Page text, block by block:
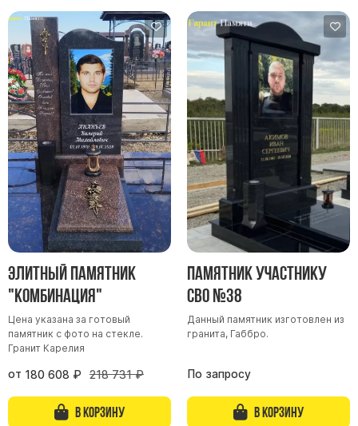
Участникам СВО
Памятники из гранита
Памятники из мрамора
Элитные памятники
Резные памятники
Мемориальные комплексы
Памятники с полноформатным фото
Склеп
Cкульптуры ангел
Детские памятники
Европейские памятники
Элитный памятник
"Комбинация"
Цена указана за готовый
памятник с фото на стекле.
Гранит Карелия
от 180 608 ₽ 218 731 ₽
В корзину
Памятник участнику
СВО №38
Данный памятник изготовлен из
гранита, Габбро.
По запросу
В корзину